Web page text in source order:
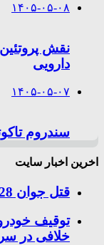
۱۴۰۵-۰۵-۰۸
نقش
دارویی
۱۴۰۵-۰۵-۰۷
سندروم
اخرین اخبار سایت
قتل جوان 28 ساله توسط قاتل 15 ساله در کازرون
خلافی در